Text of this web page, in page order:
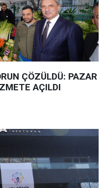
ÇÖZÜLDÜ: PAZAR
AÇILDI